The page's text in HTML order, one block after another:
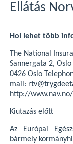
Ellátás
Hol lehet több
The National
Sannergata 2,
0426 Oslo
mail:
http://
Kiutazás előtt
Az Európai
bármely